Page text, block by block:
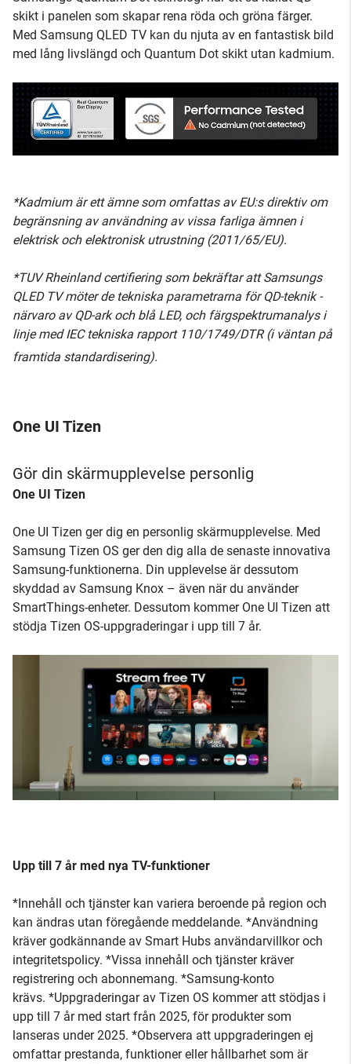
skikt i panelen som skapar rena röda och gröna färger.
Med Samsung QLED TV kan du njuta av en fantastisk bild
med lång livslängd och Quantum Dot skikt utan kadmium.
*Kadmium är ett ämne som omfattas av EU:s direktiv om
begränsning av användning av vissa farliga ämnen i
elektrisk och elektronisk utrustning (2011/65/EU).
*TUV Rheinland certifiering som bekräftar att Samsungs
QLED TV möter de tekniska parametrarna för QD-teknik -
närvaro av QD-ark och blå LED, och färgspektrumanalys i
linje med IEC tekniska rapport 110/1749/DTR (i väntan på
framtida standardisering).
One UI Tizen
Gör din skärmupplevelse personlig
One UI Tizen
One UI Tizen ger dig en personlig skärmupplevelse. Med
Samsung Tizen OS ger den dig alla de senaste innovativa
Samsung-funktionerna. Din upplevelse är dessutom
skyddad av Samsung Knox – även när du använder
SmartThings-enheter. Dessutom kommer One UI Tizen att
stödja Tizen OS-uppgraderingar i upp till 7 år.
Upp till 7 år med nya TV-funktioner
*Innehåll och tjänster kan variera beroende på region och
kan ändras utan föregående meddelande. *Användning
kräver godkännande av Smart Hubs användarvillkor och
integritetspolicy. *Vissa innehåll och tjänster kräver
registrering och abonnemang. *Samsung-konto
krävs. *Uppgraderingar av Tizen OS kommer att stödjas i
upp till 7 år med start från 2025, för produkter som
lanseras under 2025. *Observera att uppgraderingen ej
omfattar prestanda, funktioner eller hållbarhet som är